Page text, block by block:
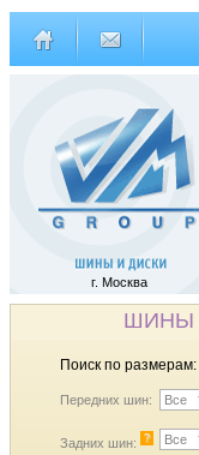
г. Москва
ШИНЫ
Поиск по размерам:
Передних шин: Все
Задних шин: ? Все